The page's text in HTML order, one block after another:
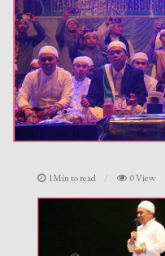
1Min to read 0 View